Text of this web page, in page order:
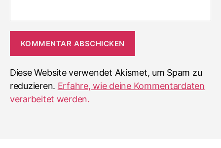
Diese Website verwendet Akismet, um Spam zu
reduzieren. Erfahre, wie deine Kommentardaten
verarbeitet werden.